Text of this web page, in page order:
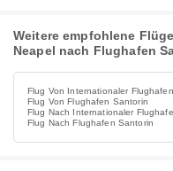
Weitere empfohlene
Neapel nach Flughafen
Flug Von Internationaler
Flug Von Flughafen Santorin
Flug Nach Internationaler
Flug Nach Flughafen Santorin